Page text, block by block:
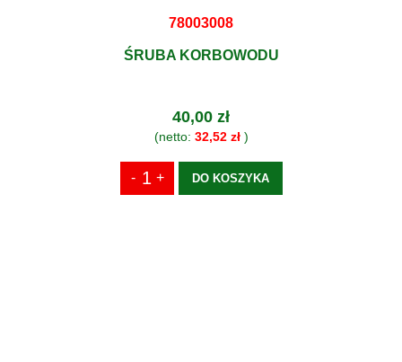
78003008
ŚRUBA KORBOWODU
40,00 zł
(netto: 32,52 zł)
DO KOSZYKA